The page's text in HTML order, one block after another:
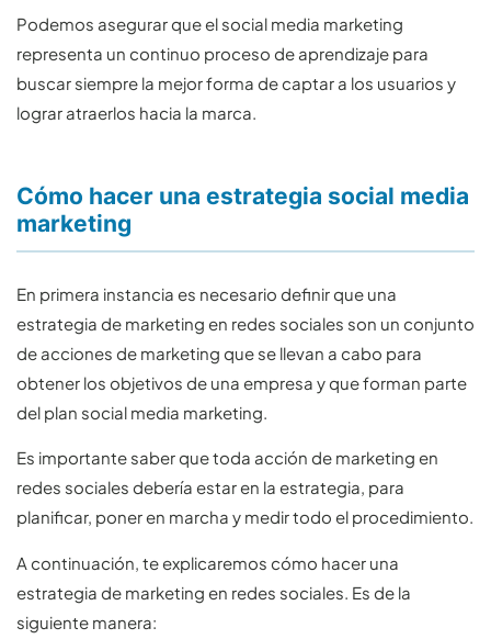
Podemos asegurar que el social media marketing
representa un continuo proceso de aprendizaje para
buscar siempre la mejor forma de captar a los usuarios y
lograr atraerlos hacia la marca.
Cómo hacer una estrategia social media
marketing
En primera instancia es necesario definir que una
estrategia de marketing en redes sociales son un conjunto
de acciones de marketing que se llevan a cabo para
obtener los objetivos de una empresa y que forman parte
del plan social media marketing.
Es importante saber que toda acción de marketing en
redes sociales debería estar en la estrategia, para
planificar, poner en marcha y medir todo el procedimiento.
A continuación, te explicaremos cómo hacer una
estrategia de marketing en redes sociales. Es de la
siguiente manera: